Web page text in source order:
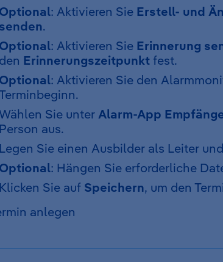
: Aktivieren Sie Erstell- und
.
: Aktivieren Sie Erinnerung
Erinnerungszeitpunkt fest.
: Aktivieren Sie den
Sie unter Alarm-App
aus.
Sie einen Ausbilder als Leiter
: Hängen Sie erforderliche
Sie auf Speichern, um den